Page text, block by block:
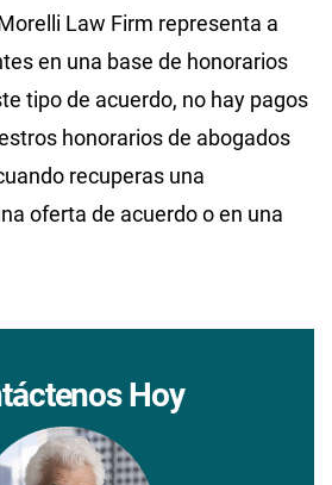
Law Firm representa a
en una base de honorarios
tipo de acuerdo, no hay pagos
honorarios de abogados
recuperas una
oferta de acuerdo o en una
Hoy